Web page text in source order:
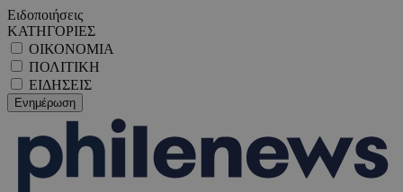
Ειδοποιήσεις
ΚΑΤΗΓΟΡΙΕΣ
ΟΙΚΟΝΟΜΙΑ
ΠΟΛΙΤΙΚΗ
ΕΙΔΗΣΕΙΣ